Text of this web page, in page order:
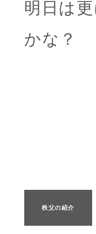
明日は
かな？
秩父の紹介